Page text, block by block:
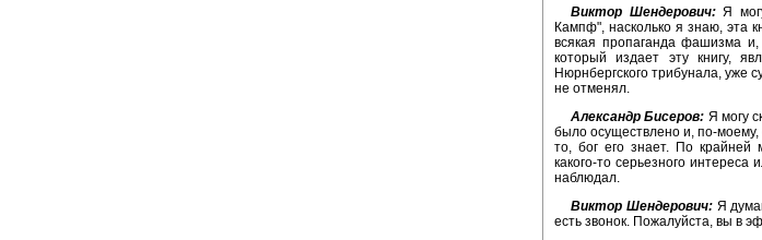
Виктор Шендерович:Я
Кампф", насколько я знаю, эта
всякая пропаганда фашизма
который издает эту книгу,
Нюрнбергского трибунала, уже
не отменял.
Александр Бисеров: Я могу
было осуществлено и, по-
то, бог его знает. По крайней
какого-то серьезного интереса
наблюдал.
Виктор Шендерович:Я
есть звонок. Пожалуйста, вы в